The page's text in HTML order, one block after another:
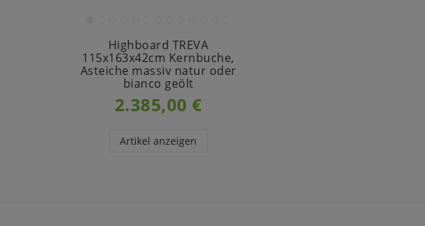
Highboard TREVA
115x163x42cm Kernbuche,
Asteiche massiv natur oder
bianco geölt
2.385,00 €
Artikel anzeigen